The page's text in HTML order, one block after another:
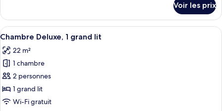
le
type
de
Suite
Deluxe
Voir les prix
Afficher
toutes
les
photos
pour
ce
type
Un lit bien fait, avec une tête de lit,
6
Chambre Deluxe, 1 grand lit
22 m²
1 chambre
2 personnes
1 grand lit
Wi-Fi gratuit